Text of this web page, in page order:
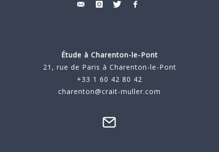
Étude à Charenton-le-Pont
21, rue de Paris à Charenton-le-Pont
+33 1 60 42 80 42
charenton@crait-muller.com